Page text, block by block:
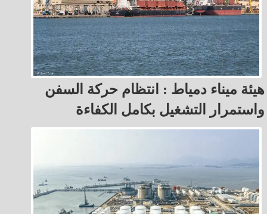
هيئة ميناء دمياط : انتظام حركة السفن
واستمرار التشغيل بكامل الكفاءة